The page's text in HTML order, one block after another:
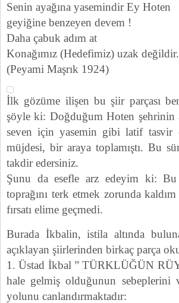
Senin ayağına yasemindir Ey Hoten
geyiğine benzeyen devem !
Daha çabuk adım at
Konağımız (Hedefimiz) uzak değildir.
(Peyami Maşrık 1924)
İlk gözüme ilişen bu şiir parçası
şöyle ki: Doğduğum Hoten şehrinin
seven için yasemin gibi latif tasvir
müjdesi, bir araya toplamıştı. Bu
takdir edersiniz.
Şunu da esefle arz edeyim ki:
toprağını terk etmek zorunda
fırsatı elime geçmedi.
Burada İkbalin, istila altında
açıklayan şiirlerinden birkaç parça
1. Üstad İkbal ” TÜRKLÜĞÜN
hale gelmiş olduğunun sebeplerini
yolunu canlandırmaktadır: